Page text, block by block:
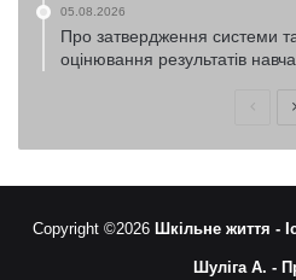
05.08.2026
Про затвердження системи та
оцінювання результатів
Copyright ©2026 Шкільне життя -
Шуліга А. -